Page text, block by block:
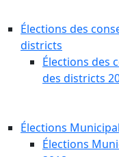
Élections des
districts
Élections des
des districts
Élections
Élections